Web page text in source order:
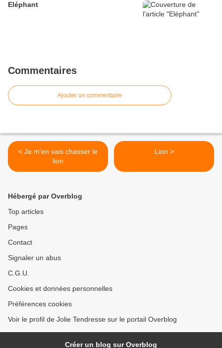
Eléphant
Commentaires
Ajouter un commentaire
< Je m'en vais chasser le
lion
Lion >
Hébergé par Overblog
Top articles
Pages
Contact
Signaler un abus
C.G.U.
Cookies et données personnelles
Préférences cookies
Voir le profil de Jolie Tendresse sur le portail Overblog
Créer un blog sur Overblog